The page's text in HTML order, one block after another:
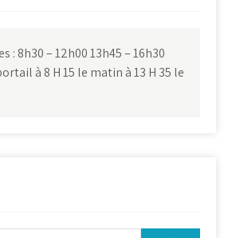
: 8h30 – 12h00 13h45 – 16h30
à 8 H 15 le matin à 13 H 35 le